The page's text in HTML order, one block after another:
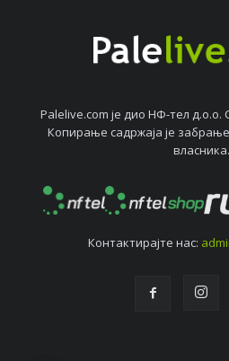
Palelive.com јe дио НФ-тeл
Копирањe садржаја јe
власника.
Контактирајтe нас: